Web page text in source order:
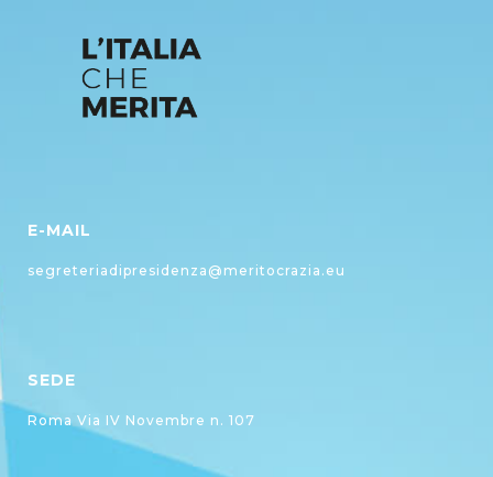
E-MAIL
segreteriadipresidenza@meritocrazia.eu
SEDE
Roma Via IV Novembre n. 107